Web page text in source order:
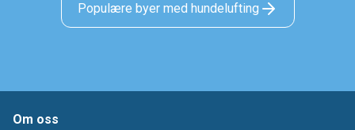
Populære byer med hundelufting
Om oss